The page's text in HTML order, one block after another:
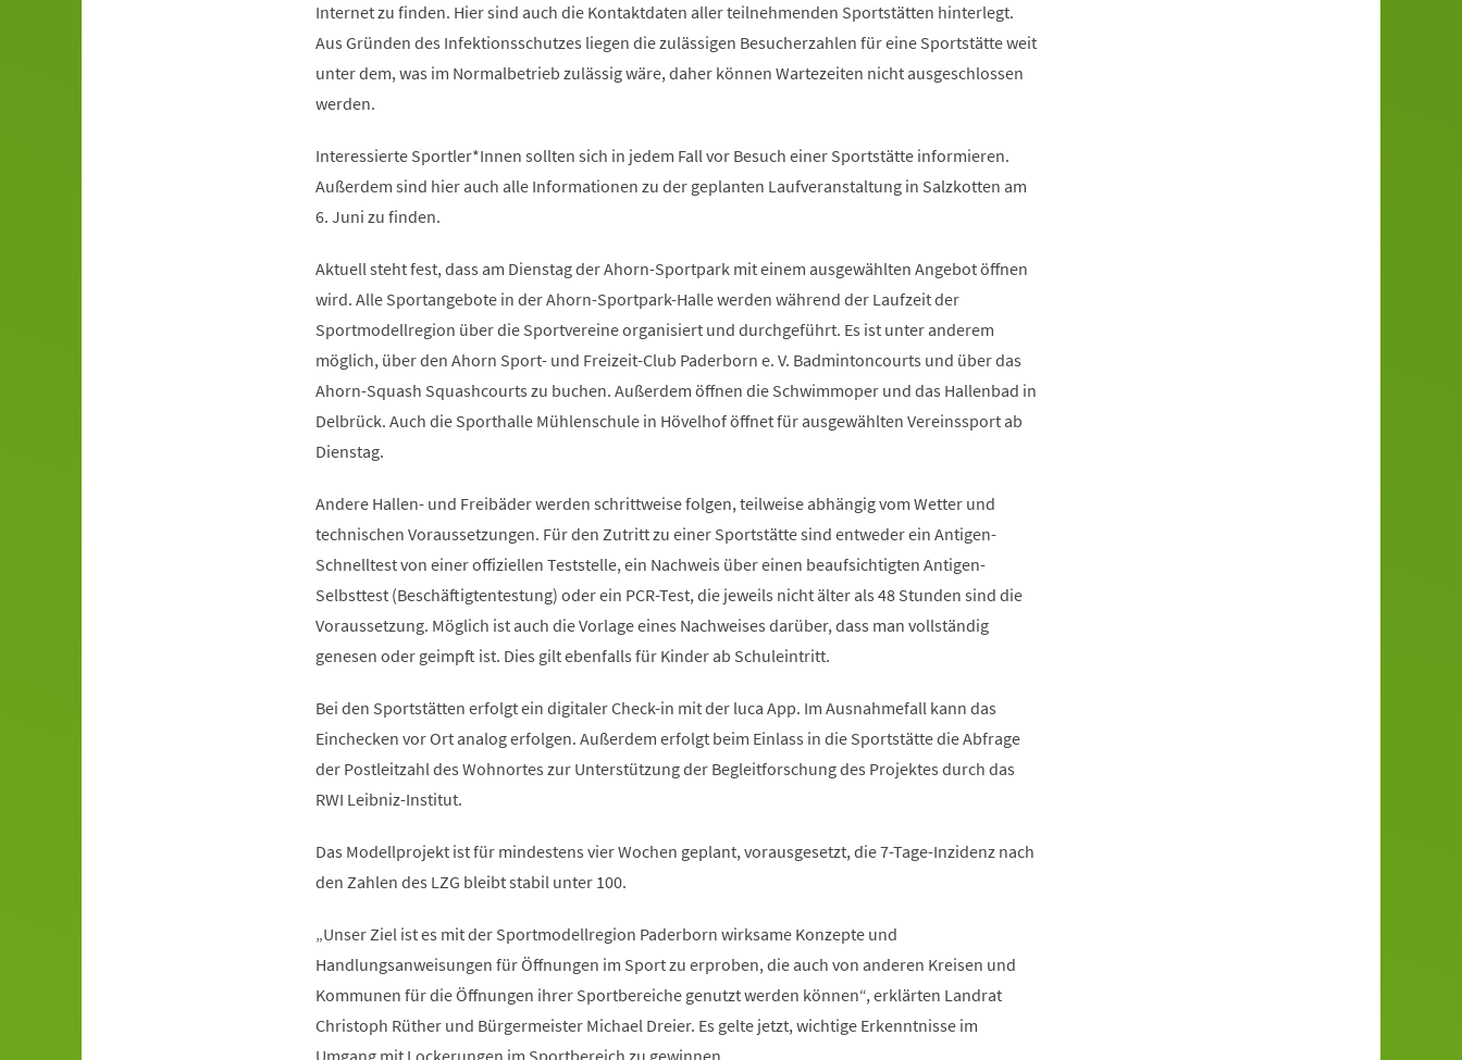
Internet zu finden. Hier sind auch die Kontaktdaten aller teilnehmenden Sportstätten hinterlegt.
Aus Gründen des Infektionsschutzes liegen die zulässigen Besucherzahlen für eine Sportstätte weit
unter dem, was im Normalbetrieb zulässig wäre, daher können Wartezeiten nicht ausgeschlossen
werden.
Interessierte Sportler*Innen sollten sich in jedem Fall vor Besuch einer Sportstätte informieren.
Außerdem sind hier auch alle Informationen zu der geplanten Laufveranstaltung in Salzkotten am
6. Juni zu finden.
Aktuell steht fest, dass am Dienstag der Ahorn-Sportpark mit einem ausgewählten Angebot öffnen
wird. Alle Sportangebote in der Ahorn-Sportpark-Halle werden während der Laufzeit der
Sportmodellregion über die Sportvereine organisiert und durchgeführt. Es ist unter anderem
möglich, über den Ahorn Sport- und Freizeit-Club Paderborn e. V. Badmintoncourts und über das
Ahorn-Squash Squashcourts zu buchen. Außerdem öffnen die Schwimmoper und das Hallenbad in
Delbrück. Auch die Sporthalle Mühlenschule in Hövelhof öffnet für ausgewählten Vereinssport ab
Dienstag.
Andere Hallen- und Freibäder werden schrittweise folgen, teilweise abhängig vom Wetter und
technischen Voraussetzungen. Für den Zutritt zu einer Sportstätte sind entweder ein Antigen-
Schnelltest von einer offiziellen Teststelle, ein Nachweis über einen beaufsichtigten Antigen-
Selbsttest (Beschäftigtentestung) oder ein PCR-Test, die jeweils nicht älter als 48 Stunden sind die
Voraussetzung. Möglich ist auch die Vorlage eines Nachweises darüber, dass man vollständig
genesen oder geimpft ist. Dies gilt ebenfalls für Kinder ab Schuleintritt.
Bei den Sportstätten erfolgt ein digitaler Check-in mit der luca App. Im Ausnahmefall kann das
Einchecken vor Ort analog erfolgen. Außerdem erfolgt beim Einlass in die Sportstätte die Abfrage
der Postleitzahl des Wohnortes zur Unterstützung der Begleitforschung des Projektes durch das
RWI Leibniz-Institut.
Das Modellprojekt ist für mindestens vier Wochen geplant, vorausgesetzt, die 7-Tage-Inzidenz nach
den Zahlen des LZG bleibt stabil unter 100.
„Unser Ziel ist es mit der Sportmodellregion Paderborn wirksame Konzepte und
Handlungsanweisungen für Öffnungen im Sport zu erproben, die auch von anderen Kreisen und
Kommunen für die Öffnungen ihrer Sportbereiche genutzt werden können“, erklärten Landrat
Christoph Rüther und Bürgermeister Michael Dreier. Es gelte jetzt, wichtige Erkenntnisse im
Umgang mit Lockerungen im Sportbereich zu gewinnen.